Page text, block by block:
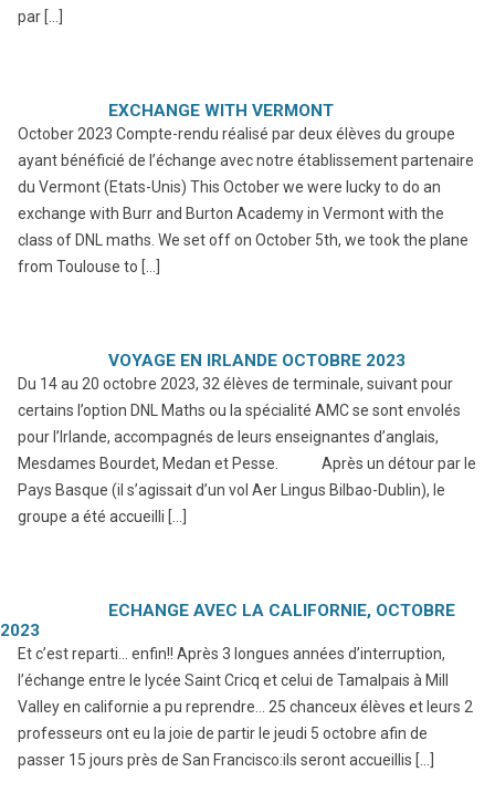
par […]
EXCHANGE WITH VERMONT
October 2023 Compte-rendu réalisé par deux élèves du groupe
ayant bénéficié de l’échange avec notre établissement partenaire
du Vermont (Etats-Unis) This October we were lucky to do an
exchange with Burr and Burton Academy in Vermont with the
class of DNL maths. We set off on October 5th, we took the plane
from Toulouse to […]
VOYAGE EN IRLANDE OCTOBRE 2023
Du 14 au 20 octobre 2023, 32 élèves de terminale, suivant pour
certains l’option DNL Maths ou la spécialité AMC se sont envolés
pour l’Irlande, accompagnés de leurs enseignantes d’anglais,
Mesdames Bourdet, Medan et Pesse. Après un détour par le
Pays Basque (il s’agissait d’un vol Aer Lingus Bilbao-Dublin), le
groupe a été accueilli […]
ECHANGE AVEC LA CALIFORNIE, OCTOBRE
2023
Et c’est reparti… enfin!! Après 3 longues années d’interruption,
l’échange entre le lycée Saint Cricq et celui de Tamalpais à Mill
Valley en californie a pu reprendre… 25 chanceux élèves et leurs 2
professeurs ont eu la joie de partir le jeudi 5 octobre afin de
passer 15 jours près de San Francisco:ils seront accueillis […]